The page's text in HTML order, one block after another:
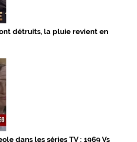
détruits, la pluie revient en
dans les séries TV : 1969 Vs